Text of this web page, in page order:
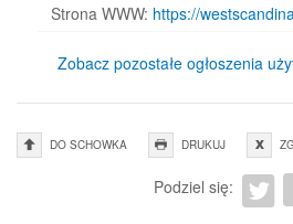
Strona WWW: https://
Zobacz pozostałe ogłoszenia
DO SCHOWKA DRUKUJ
Podziel się: